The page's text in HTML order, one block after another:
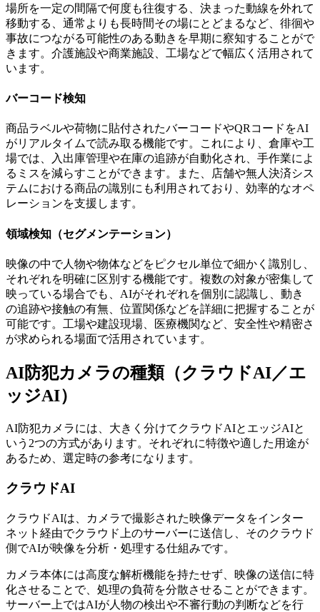
場所を一定の間隔で何度も往復する、決まった動線を外れて
移動する、通常よりも長時間その場にとどまるなど、徘徊や
事故につながる可能性のある動きを早期に察知することがで
きます。介護施設や商業施設、工場などで幅広く活用されて
います。
バーコード検知
商品ラベルや荷物に貼付されたバーコードやQRコードをAI
がリアルタイムで読み取る機能です。これにより、倉庫や工
場では、入出庫管理や在庫の追跡が自動化され、手作業によ
るミスを減らすことができます。また、店舗や無人決済シス
テムにおける商品の識別にも利用されており、効率的なオペ
レーションを支援します。
領域検知（セグメンテーション）
映像の中で人物や物体などをピクセル単位で細かく識別し、
それぞれを明確に区別する機能です。複数の対象が密集して
映っている場合でも、AIがそれぞれを個別に認識し、動き
の追跡や接触の有無、位置関係などを詳細に把握することが
可能です。工場や建設現場、医療機関など、安全性や精密さ
が求められる場面で活用されています。
AI防犯カメラの種類（クラウドAI／エ
ッジAI）
AI防犯カメラには、大きく分けてクラウドAIとエッジAIと
いう2つの方式があります。それぞれに特徴や適した用途が
あるため、選定時の参考になります。
クラウドAI
クラウドAIは、カメラで撮影された映像データをインター
ネット経由でクラウド上のサーバーに送信し、そのクラウド
側でAIが映像を分析・処理する仕組みです。
カメラ本体には高度な解析機能を持たせず、映像の送信に特
化させることで、処理の負荷を分散させることができます。
サーバー上ではAIが人物の検出や不審行動の判断などを行